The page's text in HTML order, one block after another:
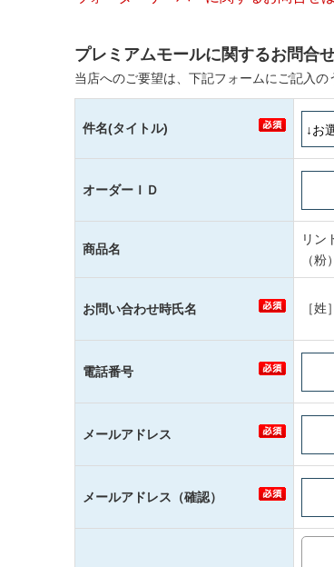
プレミアムモールに関するお問合
当店へのご要望は、下記フォームにご記入の
件名(タイトル)
オーダーＩＤ
商品名
リン
（粉）
お問い合わせ時氏名 ［姓
電話番号
メールアドレス
メールアドレス（確認）